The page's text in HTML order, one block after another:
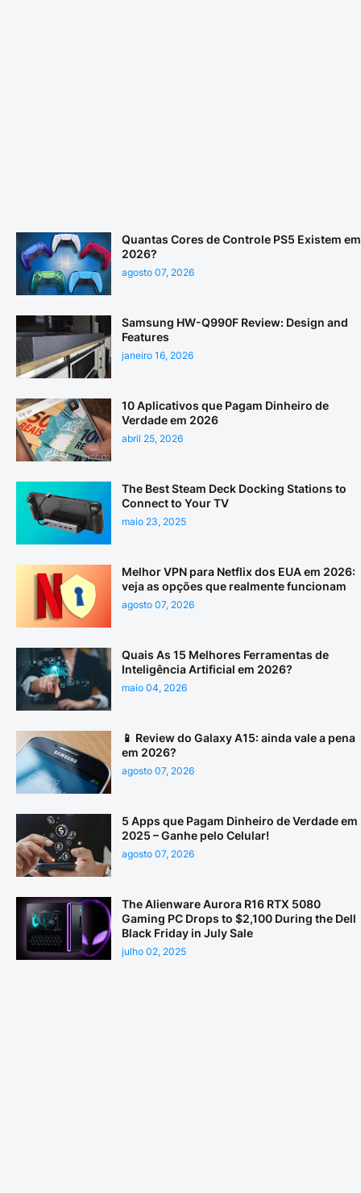
Quantas Cores de Controle PS5 Existem em
2026?
agosto 07, 2026
Samsung HW-Q990F Review: Design and
Features
janeiro 16, 2026
10 Aplicativos que Pagam Dinheiro de
Verdade em 2026
abril 25, 2026
The Best Steam Deck Docking Stations to
Connect to Your TV
maio 23, 2025
Melhor VPN para Netflix dos EUA em 2026:
veja as opções que realmente funcionam
agosto 07, 2026
Quais As 15 Melhores Ferramentas de
Inteligência Artificial em 2026?
maio 04, 2026
📱 Review do Galaxy A15: ainda vale a pena
em 2026?
agosto 07, 2026
5 Apps que Pagam Dinheiro de Verdade em
2025 – Ganhe pelo Celular!
agosto 07, 2026
The Alienware Aurora R16 RTX 5080
Gaming PC Drops to $2,100 During the Dell
Black Friday in July Sale
julho 02, 2025